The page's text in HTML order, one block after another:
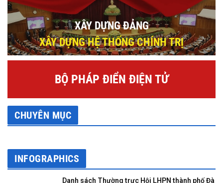
XÂY DỰNG ĐẢNG
XÂY DỰNG HỆ THỐNG CHÍNH TRỊ
BỘ PHÁP ĐIỂN ĐIỆN TỬ
CHUYÊN MỤC
INFOGRAPHICS
Danh sách Thường trực Hội LHPN thành phố Đà